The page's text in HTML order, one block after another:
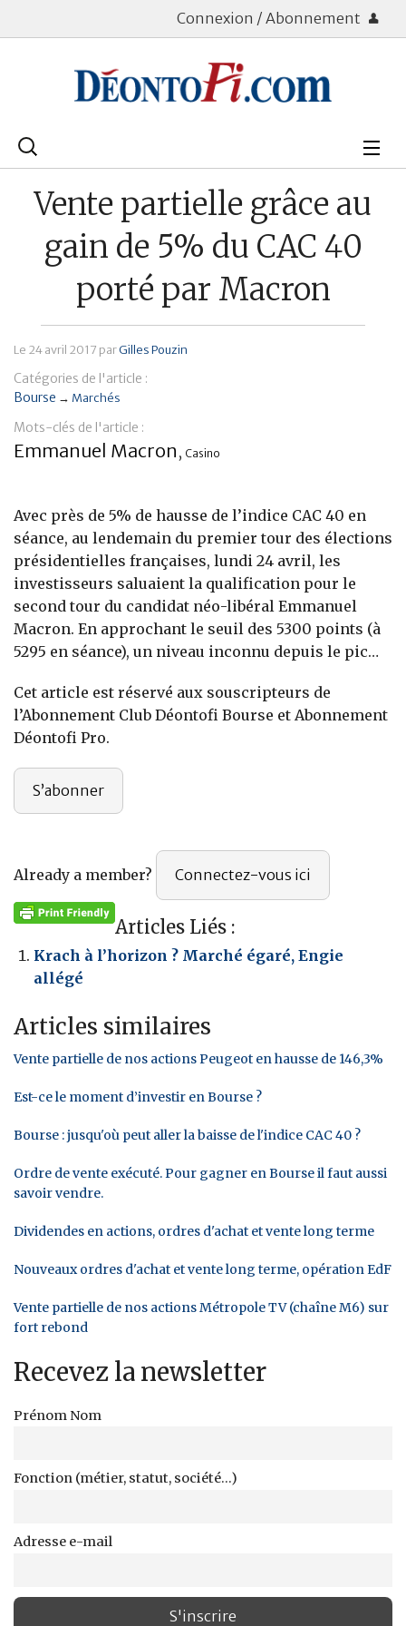
Connexion / Abonnement
Rechercher
Placements
Assurance Vie
Patrimoine
Immobilier
Banque
Vente partielle grâce au
gain de 5% du CAC 40
porté par Macron
Le 24 avril 2017 parGilles Pouzin
Catégories de l'article :
Bourse → Marchés
Mots-clés de l'article :
Emmanuel Macron , Casino
Avec près de 5% de hausse de l’indice CAC 40 en
séance, au lendemain du premier tour des élections
présidentielles françaises, lundi 24 avril, les
investisseurs saluaient la qualification pour le
second tour du candidat néo-libéral Emmanuel
Macron. En approchant le seuil des 5300 points (à
5295 en séance), un niveau inconnu depuis le pic…
Cet article est réservé aux souscripteurs de
l’Abonnement Club Déontofi Bourse et Abonnement
Déontofi Pro.
S’abonner
Already a member? Connectez-vous ici
Articles Liés :
Krach à l’horizon ? Marché égaré, Engie
allégé
Articles similaires
Vente partielle de nos actions Peugeot en hausse de 146,3%
Est-ce le moment d’investir en Bourse ?
Bourse : jusqu'où peut aller la baisse de l'indice CAC 40 ?
Ordre de vente exécuté. Pour gagner en Bourse il faut aussi
savoir vendre.
Dividendes en actions, ordres d'achat et vente long terme
Nouveaux ordres d'achat et vente long terme, opération EdF
Vente partielle de nos actions Métropole TV (chaîne M6) sur
fort rebond
Recevez la newsletter
Prénom Nom
Fonction (métier, statut, société...)
Adresse e-mail